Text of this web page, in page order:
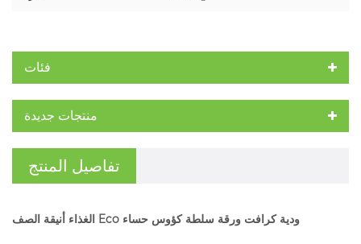
فئات
منتجات جديدة
تفاصيل المنتج
الغذاء أنيقة الصف Eco ودية كرافت ورقة سلطة كؤوس حساء